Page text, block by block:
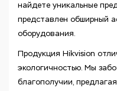
найдете уникальные
представлен обширный
оборудования.
Продукция Hikvision
экологичностью. Мы
благополучии,